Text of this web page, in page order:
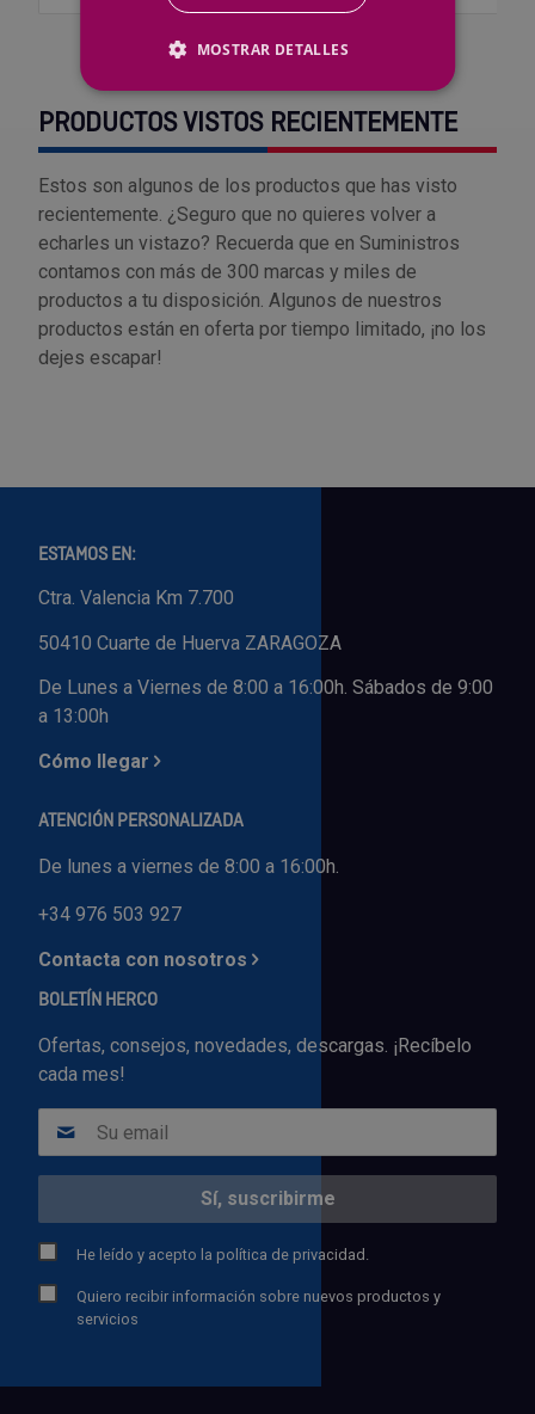
PRODUCTOS VISTOS RECIENTEMENTE
Estos son algunos de los productos que has visto
recientemente. ¿Seguro que no quieres volver a
echarles un vistazo? Recuerda que en Suministros
contamos con más de 300 marcas y miles de
productos a tu disposición. Algunos de nuestros
productos están en oferta por tiempo limitado, ¡no los
dejes escapar!
ESTAMOS EN:
Ctra. Valencia Km 7.700
50410 Cuarte de Huerva ZARAGOZA
De Lunes a Viernes de 8:00 a 16:00h. Sábados de 9:00
a 13:00h
Cómo llegar
ATENCIÓN PERSONALIZADA
De lunes a viernes de 8:00 a 16:00h.
+34 976 503 927
Contacta con nosotros
BOLETÍN HERCO
Ofertas, consejos, novedades, descargas. ¡Recíbelo
cada mes!
He leído y acepto la política de privacidad.
Quiero recibir información sobre nuevos productos y
servicios
MOSTRAR DETALLES